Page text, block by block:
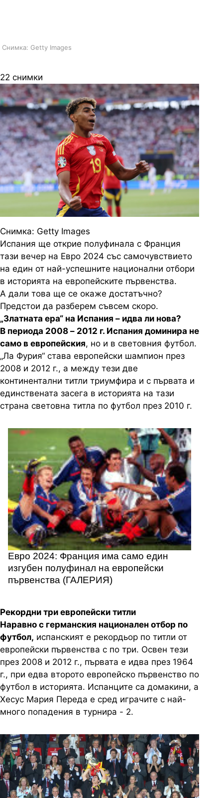
Снимка: Getty Images
22 снимки
Снимка: Getty Images
Испания ще открие полуфинала с Франция
тази вечер на Евро 2024 със самочувствието
на един от най-успешните национални отбори
в историята на европейските първенства.
А дали това ще се окаже достатъчно?
Предстои да разберем съвсем скоро.
„Златната ера“ на Испания – идва ли нова?
В периода 2008 – 2012 г. Испания доминира не
само в европейския, но и в световния футбол.
„Ла Фурия“ става европейски шампион през
2008 и 2012 г., а между тези две
континентални титли триумфира и с първата и
единствената засега в историята на тази
страна световна титла по футбол през 2010 г.
Евро 2024: Франция има само един
изгубен полуфинал на европейски
първенства (ГАЛЕРИЯ)
Рекордни три европейски титли
Наравно с германския национален отбор по
футбол, испанският е рекордьор по титли от
европейски първенства с по три. Освен тези
през 2008 и 2012 г., първата е идва през 1964
г., при едва второто европейско първенство по
футбол в историята. Испанците са домакини, а
Хесус Мария Переда е сред играчите с най-
много попадения в турнира - 2.